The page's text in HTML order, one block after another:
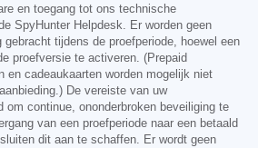
en toegang tot ons technische
SpyHunter Helpdesk. Er worden geen
gebracht tijdens de proefperiode, hoewel een
proefversie te activeren. (Prepaid
en cadeaukaarten worden mogelijk niet
De vereiste van uw
om continue, ononderbroken beveiliging te
van een proefperiode naar een betaald
dit aan te schaffen. Er wordt geen